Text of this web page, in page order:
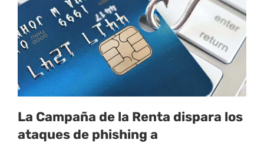
La Campaña de la Renta dispara los
ataques de phishing a